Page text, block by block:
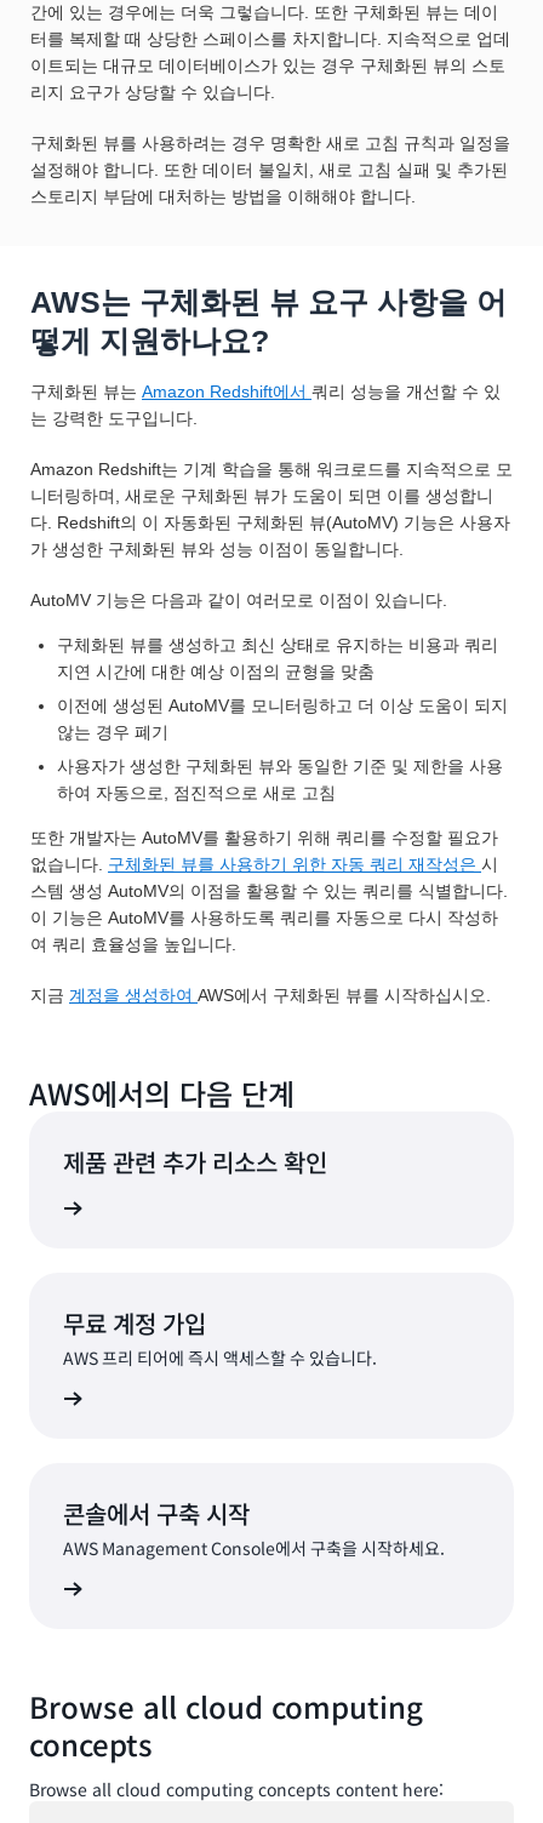
간에 있는 경우에는 더욱 그렇습니다. 또한 구체화된 뷰는 데이
터를 복제할 때 상당한 스페이스를 차지합니다. 지속적으로 업데
이트되는 대규모 데이터베이스가 있는 경우 구체화된 뷰의 스토
리지 요구가 상당할 수 있습니다.
구체화된 뷰를 사용하려는 경우 명확한 새로 고침 규칙과 일정을
설정해야 합니다. 또한 데이터 불일치, 새로 고침 실패 및 추가된
스토리지 부담에 대처하는 방법을 이해해야 합니다.
AWS는 구체화된 뷰 요구 사항을 어
떻게 지원하나요?
구체화된 뷰는 Amazon Redshift에서 쿼리 성능을 개선할 수 있
는 강력한 도구입니다.
Amazon Redshift는 기계 학습을 통해 워크로드를 지속적으로 모
니터링하며, 새로운 구체화된 뷰가 도움이 되면 이를 생성합니
다. Redshift의 이 자동화된 구체화된 뷰(AutoMV) 기능은 사용자
가 생성한 구체화된 뷰와 성능 이점이 동일합니다.
AutoMV 기능은 다음과 같이 여러모로 이점이 있습니다.
구체화된 뷰를 생성하고 최신 상태로 유지하는 비용과 쿼리
지연 시간에 대한 예상 이점의 균형을 맞춤
이전에 생성된 AutoMV를 모니터링하고 더 이상 도움이 되지
않는 경우 폐기
사용자가 생성한 구체화된 뷰와 동일한 기준 및 제한을 사용
하여 자동으로, 점진적으로 새로 고침
또한 개발자는 AutoMV를 활용하기 위해 쿼리를 수정할 필요가
없습니다. 구체화된 뷰를 사용하기 위한 자동 쿼리 재작성은 시
스템 생성 AutoMV의 이점을 활용할 수 있는 쿼리를 식별합니다.
이 기능은 AutoMV를 사용하도록 쿼리를 자동으로 다시 작성하
여 쿼리 효율성을 높입니다.
지금 계정을 생성하여 AWS에서 구체화된 뷰를 시작하십시오.
AWS에서의 다음 단계
제품 관련 추가 리소스 확인
무료 계정 가입
AWS 프리 티어에 즉시 액세스할 수 있습니다.
콘솔에서 구축 시작
AWS Management Console에서 구축을 시작하세요.
Browse all cloud computing
concepts
Browse all cloud computing concepts content here: